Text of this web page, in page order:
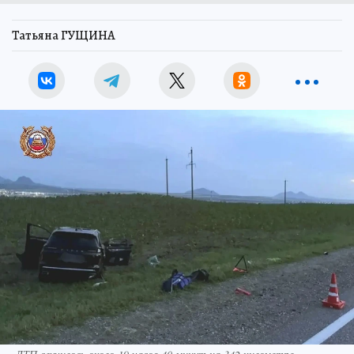
Татьяна ГУЩИНА